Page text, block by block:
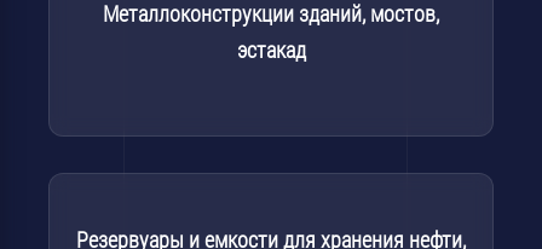
Металлоконструкции зданий, мостов,
эстакад
Резервуары и емкости для хранения нефти,